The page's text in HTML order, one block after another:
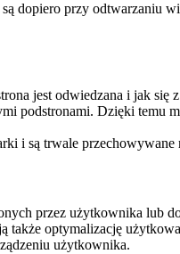
dopiero przy odtwarzaniu
jest odwiedzana i jak
podstronami. Dzięki temu
i są trwale
przez użytkownika lub
optymalizację
użytkownika.